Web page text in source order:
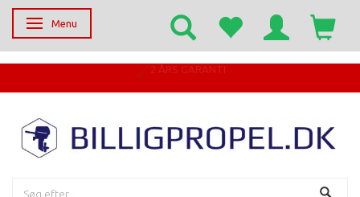
Skifte navigation
Menu